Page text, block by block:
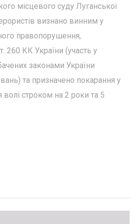
місцевого суду Луганської
визнано винним у
правопорушення,
260 КК України (участь у
законами України
та призначено покарання у
волі строком на 2 роки та 5